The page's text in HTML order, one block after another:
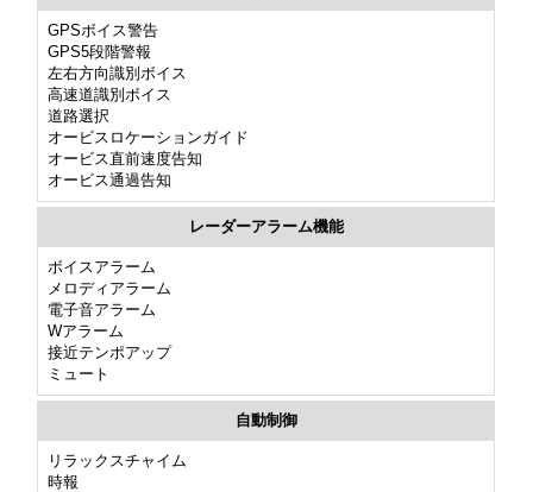
GPSボイス警告
GPS5段階警報
左右方向識別ボイス
高速道識別ボイス
道路選択
オービスロケーションガイド
オービス直前速度告知
オービス通過告知
レーダーアラーム機能
ボイスアラーム
メロディアラーム
電子音アラーム
Wアラーム
接近テンポアップ
ミュート
自動制御
リラックスチャイム
時報